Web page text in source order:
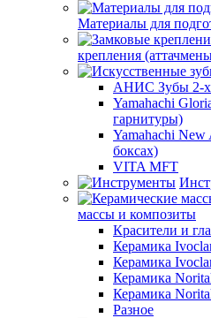
Материалы для
крепления
АНИС Зубы 2-х
Yamahachi
гарнитуры)
Yamahachi
боксах)
VITA MFT
массы и композиты
Красители и
Керамика
Керамика
Керамика
Керамика
Разное